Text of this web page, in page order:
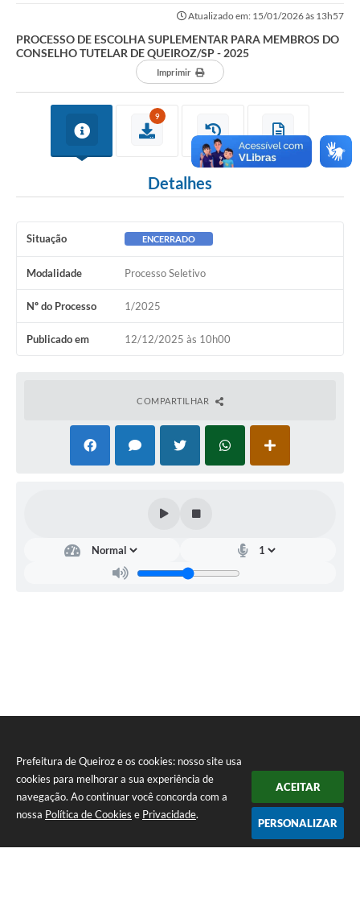
Prefeitura de Queiroz e os cookies: nosso site usa
cookies para melhorar a sua experiência de
navegação. Ao continuar você concorda com a
nossa Política de Cookies e Privacidade.
ACEITAR
PERSONALIZAR
Atualizado em: 15/01/2026 às 13h57
PROCESSO DE ESCOLHA SUPLEMENTAR PARA MEMBROS DO
CONSELHO TUTELAR DE QUEIROZ/SP - 2025
Imprimir
9
Detalhes
Situação ENCERRADO
Modalidade Processo Seletivo
Nº do Processo 1/2025
Publicado em 12/12/2025 às 10h00
COMPARTILHAR